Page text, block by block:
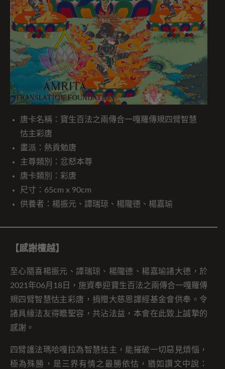
唐卡名稱：寶生百法之兩傳合一嘎羅傳規四臂智慧
怙主彩唐
畫派：熱貢勉唐
主尊類別：忿怒本尊
唐卡類別：彩唐
尺寸：65cm x 90cm
供養者：楊振元、譚瑞琼、楊隴德、楊嘉瑜
【感謝檀越】
至心隨喜楊振元、譚瑞琼、楊隴德、楊嘉瑜諸大德，於
2021年06月18日，施資奉迎寶生百法之兩傳合一嘎羅傳
規四臂智慧怙主彩唐，捐贈大慈恩譯經基金會供奉。令
諸具緣法友得瞻聖容，共沾法益，本會在此致上誠摯的
感謝。
四臂護法瑪哈嘎拉為智慧怙主，能摧破一切惡見煩惱，
極為殊勝，是三界有情之最勝依怙，猶如讚文中說：